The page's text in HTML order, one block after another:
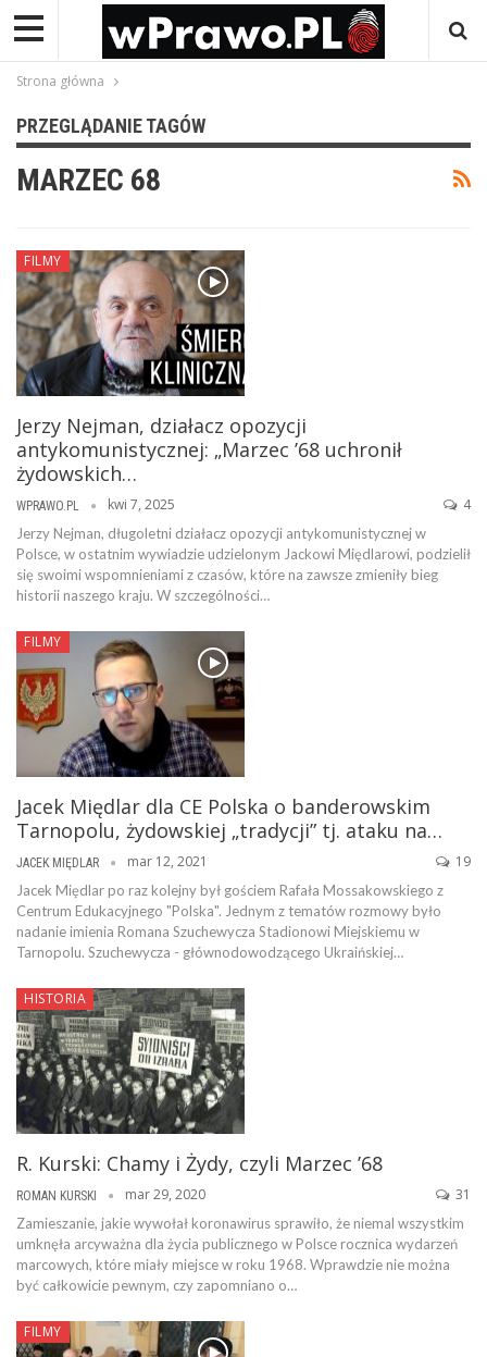
Strona główna
PRZEGLĄDANIE TAGÓW
MARZEC 68
FILMY
Jerzy Nejman, działacz opozycji
antykomunistycznej: „Marzec ’68 uchronił
żydowskich…
WPRAWO.PL kwi 7, 2025 4
Jerzy Nejman, długoletni działacz opozycji antykomunistycznej w
Polsce, w ostatnim wywiadzie udzielonym Jackowi Międlarowi, podzielił
się swoimi wspomnieniami z czasów, które na zawsze zmieniły bieg
historii naszego kraju. W szczególności…
FILMY
Jacek Międlar dla CE Polska o banderowskim
Tarnopolu, żydowskiej „tradycji” tj. ataku na…
JACEK MIĘDLAR mar 12, 2021 19
Jacek Międlar po raz kolejny był gościem Rafała Mossakowskiego z
Centrum Edukacyjnego "Polska". Jednym z tematów rozmowy było
nadanie imienia Romana Szuchewycza Stadionowi Miejskiemu w
Tarnopolu. Szuchewycza - głównodowodzącego Ukraińskiej…
HISTORIA
R. Kurski: Chamy i Żydy, czyli Marzec ’68
ROMAN KURSKI mar 29, 2020 31
Zamieszanie, jakie wywołał koronawirus sprawiło, że niemal wszystkim
umknęła arcyważna dla życia publicznego w Polsce rocznica wydarzeń
marcowych, które miały miejsce w roku 1968. Wprawdzie nie można
być całkowicie pewnym, czy zapomniano o…
FILMY